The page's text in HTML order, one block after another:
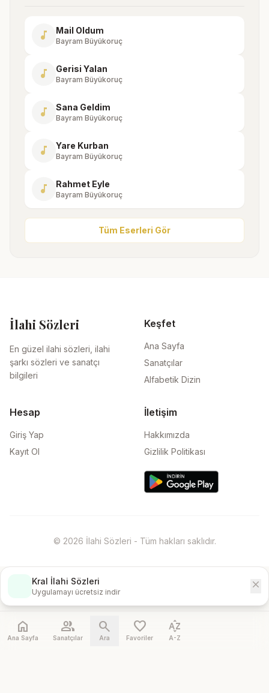
music_note Mail Oldum
Bayram Büyükoruç
music_note Gerisi Yalan
Bayram Büyükoruç
music_note Sana Geldim
Bayram Büyükoruç
music_note Yare Kurban
Bayram Büyükoruç
music_note Rahmet Eyle
Bayram Büyükoruç
Tüm Eserleri Gör
İlahi Sözleri
En güzel ilahi sözleri, ilahi
şarkı sözleri ve sanatçı
bilgileri
Keşfet
Ana Sayfa
Sanatçılar
Alfabetik Dizin
Hesap
Giriş Yap
Kayıt Ol
İletişim
Hakkımızda
Gizlilik Politikası
© 2026 İlahi Sözleri - Tüm hakları saklıdır.
Kral İlahi Sözleri
Uygulamayı ücretsiz indir
close
home
Ana Sayfa
people
Sanatçılar
search
Ara
favorite
Favoriler
sort_by_alpha
A-Z